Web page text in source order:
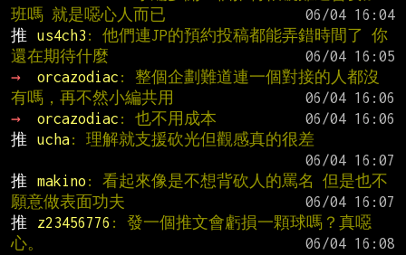
班嗎 就是噁心人而已
推
us4ch3 : 他們連JP的預約投稿都能弄錯時間了 你
還在期待什麼
→
orcazodiac : 整個企劃難道連一個對接的人都沒
有嗎，再不然小編共用
→
orcazodiac : 也不用成本
推
ucha: 理解就支援砍光但觀感真的很差
推
makino : 看起來像是不想背砍人的罵名 但是也不
願意做表面功夫
推
z23456776 : 發一個推文會虧損一顆球嗎？真噁
心。